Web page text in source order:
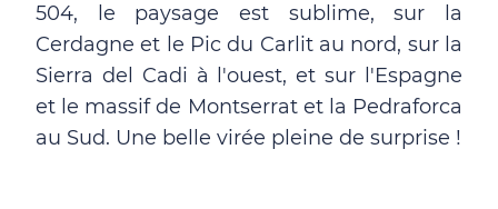
504, le paysage est sublime, sur la
Cerdagne et le Pic du Carlit au nord, sur la
Sierra del Cadi à l'ouest, et sur l'Espagne
et le massif de Montserrat et la Pedraforca
au Sud. Une belle virée pleine de surprise !